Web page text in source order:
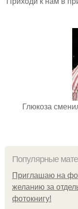
Глюкоза
Популярные
Приглашаю на
желанию за
фотокнигу!